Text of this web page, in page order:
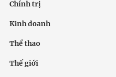
Chính trị
Kinh doanh
Thể thao
Thế giới